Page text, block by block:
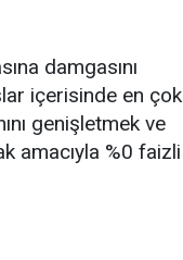
damgasını
içerisinde en çok
genişletmek ve
amacıyla %0 faizli